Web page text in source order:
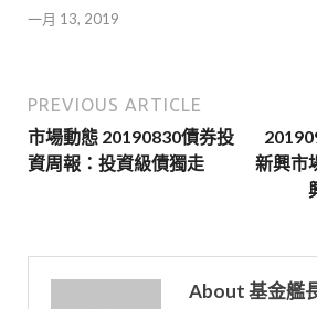
一月 13, 2019
PREVIOUS ARTICLE
市場動態 20190830債券投
資周報：投資級債獨走
新興市
About 基金艦